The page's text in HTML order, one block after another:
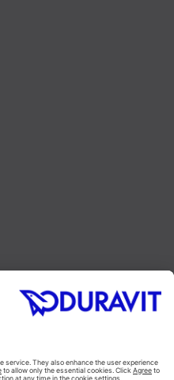
Instagram
Blog